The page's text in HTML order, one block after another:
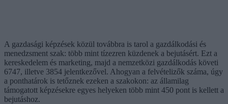
A gazdasági képzések közül továbbra is tarol a gazdálkodási és
menedzsment szak: több mint tízezren küzdenek a bejutásért. Ezt a
kereskedelem és marketing, majd a nemzetközi gazdálkodás követi
6747, illetve 3854 jelentkezővel. Ahogyan a felvételizők száma, úgy
a ponthatárok is tetőznek ezeken a szakokon: az államilag
támogatott képzésekre egyes helyeken több mint 450 pont is kellett a
bejutáshoz.